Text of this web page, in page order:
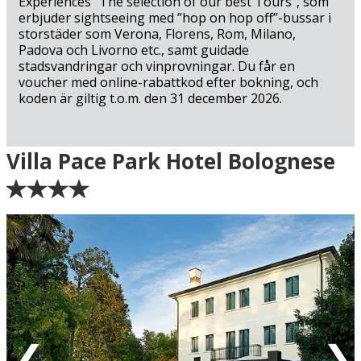
lunchrestauranger och caféer – som det finns många av
innanför Trevisos 500 år gamla stadsmur. Se fram emot
en trevlig semester i norra Italien!
erbjuder sightseeing med ”hop on hop off”-bussar i
storstäder som Verona, Florens, Rom, Milano,
Padova och Livorno etc., samt guidade
stadsvandringar och vinprovningar. Du får en
voucher med online-rabattkod efter bokning, och
koden är giltig t.o.m. den 31 december 2026.
Ankomst
Grön = ankomstdatum är ledig (bokning går att
genomföra direkt).
Gul = ankomstdatum är möjligen ledig (kan bokas mot
förfrågan - vi återkommer med definitiv
bokningsbekräftelse).
Röd = ankomstdatum är fullbokad.
Vit = ingen ankomst möjlig
Eventuell rabatt är avdragen från de angivna priserna.
Villa Pace Park Hotel Bolognese